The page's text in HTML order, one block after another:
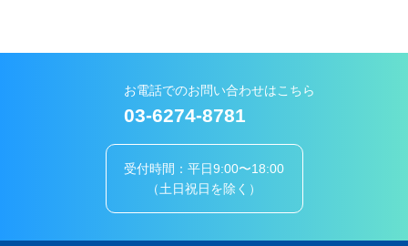
お電話でのお問い合わせはこちら
03-6274-8781
受付時間：平日9:00〜18:00
（土日祝日を除く）